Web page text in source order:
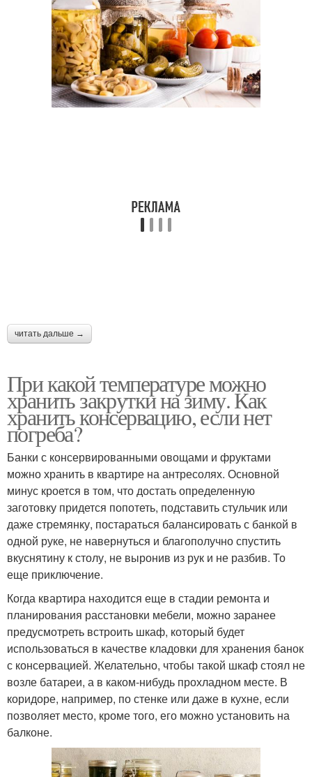
читать дальше →
При какой температуре можно
хранить закрутки на зиму. Как
хранить консервацию, если нет
погреба?
Банки с консервированными овощами и фруктами
можно хранить в квартире на антресолях. Основной
минус кроется в том, что достать определенную
заготовку придется попотеть, подставить стульчик или
даже стремянку, постараться балансировать с банкой в
одной руке, не навернуться и благополучно спустить
вкуснятину к столу, не выронив из рук и не разбив. То
еще приключение.
Когда квартира находится еще в стадии ремонта и
планирования расстановки мебели, можно заранее
предусмотреть встроить шкаф, который будет
использоваться в качестве кладовки для хранения банок
с консервацией. Желательно, чтобы такой шкаф стоял не
возле батареи, а в каком-нибудь прохладном месте. В
коридоре, например, по стенке или даже в кухне, если
позволяет место, кроме того, его можно установить на
балконе.